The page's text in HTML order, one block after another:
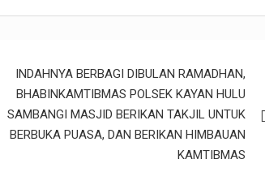
INDAHNYA BERBAGI DIBULAN RAMADHAN,
BHABINKAMTIBMAS POLSEK KAYAN HULU
SAMBANGI MASJID BERIKAN TAKJIL UNTUK
BERBUKA PUASA, DAN BERIKAN HIMBAUAN
KAMTIBMAS